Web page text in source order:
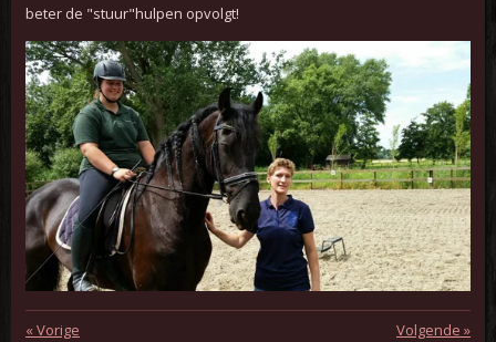
beter de "stuur"hulpen opvolgt!
«Vorige Volgende »